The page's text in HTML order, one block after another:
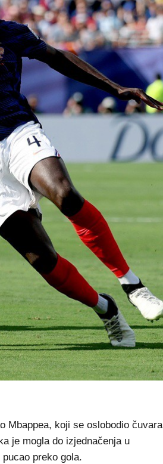
Mbappea, koji se oslobodio čuvara
je mogla do izjednačenja u
preko gola.